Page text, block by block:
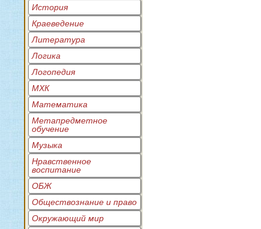
История
Краеведение
Литература
Логика
Логопедия
МХК
Математика
Метапредметное
обучение
Музыка
Нравственное
воспитание
ОБЖ
Обществознание и право
Окружающий мир